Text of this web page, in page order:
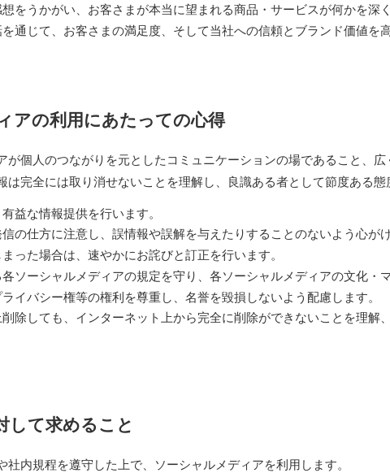
をうかがい、お客さまが本当に望まれる商品・サービスが何かを深
通じて、お客さまの満足度、そして当社への信頼とブランド価値を高
アの利用にあたっての心得
が個人のつながりを元としたコミュニケーションの場であること、
は完全には取り消せないことを理解し、良識ある者として節度ある態
益な情報提供を行います。
の仕方に注意し、誤情報や誤解を与えたりすることのないよう心がけ
った場合は、速やかにお詫びと訂正を行います。
ソーシャルメディアの規定を守り、各ソーシャルメディアの文化・
イバシー権等の権利を尊重し、名誉を毀損しないよう配慮します。
除しても、インターネット上から完全に削除ができないことを理解
して求めること
社内規程を遵守した上で、ソーシャルメディアを利用します。